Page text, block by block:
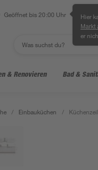
Geöffnet bis 20:00 Uhr Hier
Markt
er
& Renovieren Bad &
/ Einbauküchen /